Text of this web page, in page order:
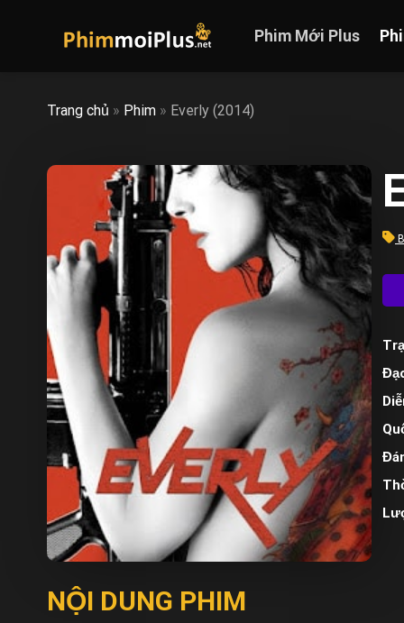
Phim Mới Plus
Trang chủ » Phim » Everly (2014)
NỘI DUNG PHIM